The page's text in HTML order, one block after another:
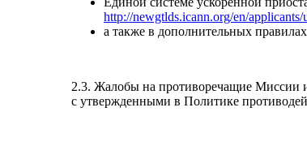
http://newgtlds.icann.org/en/applicants/
а также в дополнительных
2.3. Жалобы на противоречащие Миссии
с утвержденными в Политике